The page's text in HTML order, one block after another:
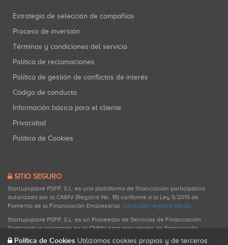
Estrategia de selección de compañías
Proceso de inversión
Términos y condiciones del servicio
Política de reclamaciones
Política de gestión de conflictos de interés
Código de conducta
Información básica para el cliente
Privacidad
Política de Cookies
SITIO SEGURO
Startupxplore PSFP, S.L. es una plataforma de financiación participativa
autorizada por la CNMV (Registro No. 18) conforme a la Ley 5/2015 de
Fomento de la Financiación Empresarial. Consultar registro oficial.
Startupxplore PSFP, S.L. es un Proveedor de Servicios de Financiación
Participativa registrado en la CNMV para actividades de financiación
participativa.
Política de Cookies Utilizamos cookies propias y de terceros